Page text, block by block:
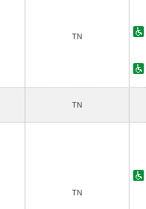
TN
TN
TN